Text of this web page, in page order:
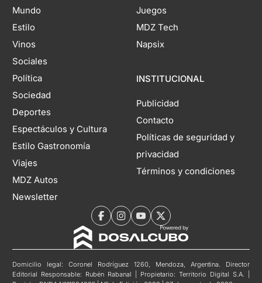
Mundo
Estilo
Vinos
Sociales
Política
Sociedad
Deportes
Espectáculos y Cultura
Estilo Gastronomía
Viajes
MDZ Autos
Newsletter
Juegos
MDZ Tech
Napsix
INSTITUCIONAL
Publicidad
Contacto
Políticas de seguridad y
privacidad
Términos y condiciones
Domicilio legal: Coronel Rodríguez 1260, Mendoza, Argentina. Director
Editorial Responsable: Rubén Rabanal | Propietario: Territorio Digital S.A. |